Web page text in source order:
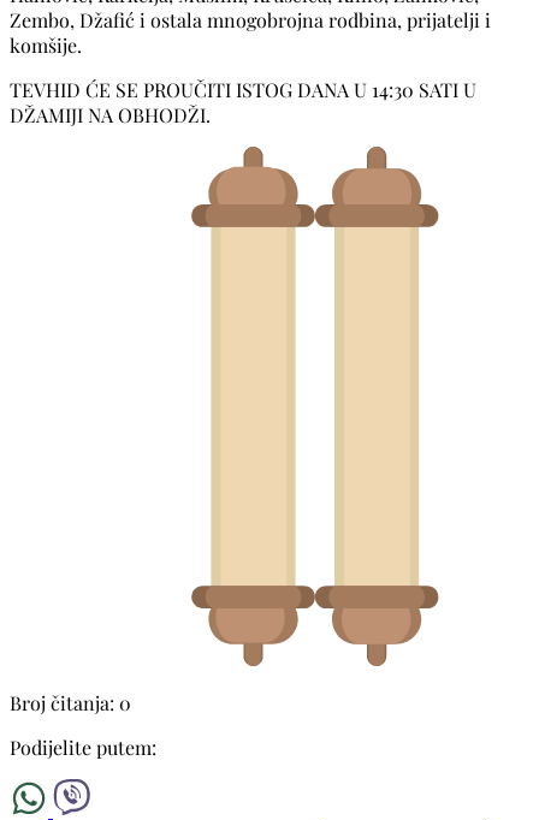
Zembo, Džafić i ostala mnogobrojna rodbina, prijatelji i
komšije.
TEVHID ĆE SE PROUČITI ISTOG DANA U 14:30 SATI U
DŽAMIJI NA OBHODŽI.
Broj čitanja: 0
Podijelite putem: